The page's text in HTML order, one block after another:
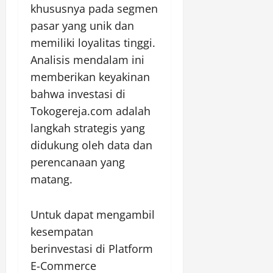
khususnya pada segmen
pasar yang unik dan
memiliki loyalitas tinggi.
Analisis mendalam ini
memberikan keyakinan
bahwa investasi di
Tokogereja.com adalah
langkah strategis yang
didukung oleh data dan
perencanaan yang
matang.
Untuk dapat mengambil
kesempatan
berinvestasi di Platform
E-Commerce